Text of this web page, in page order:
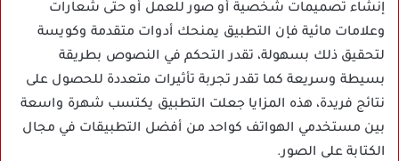
إنشاء تصميمات شخصية أو صور للعمل أو حتى شعارات
وعلامات مائية فإن التطبيق يمنحك أدوات متقدمة وكويسة
لتحقيق ذلك بسهولة، تقدر التحكم في النصوص بطريقة
بسيطة وسريعة كما تقدر تجربة تأثيرات متعددة للحصول على
نتائج فريدة، هذه المزايا جعلت التطبيق يكتسب شهرة واسعة
بين مستخدمي الهواتف كواحد من أفضل التطبيقات في مجال
الكتابة على الصور.